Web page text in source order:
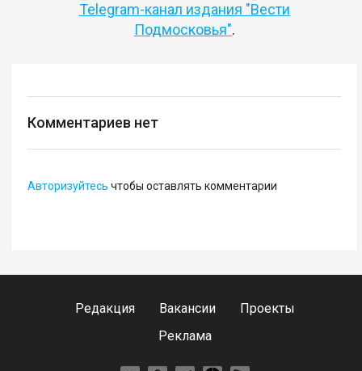
Telegram-канал издания "Вести
Подмосковья".
Комментариев нет
Авторизуйтесь чтобы оставлять комментарии
Редакция Вакансии
Проекты
Реклама